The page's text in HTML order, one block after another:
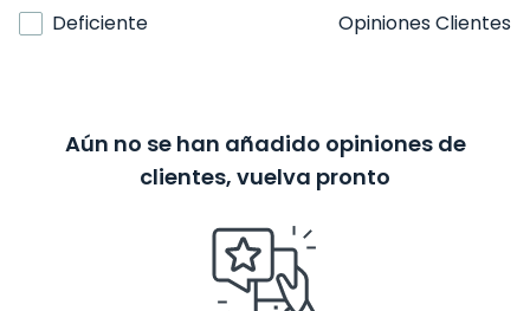
Deficiente
Opiniones Clientes
Aún no se han añadido opiniones de
clientes, vuelva pronto